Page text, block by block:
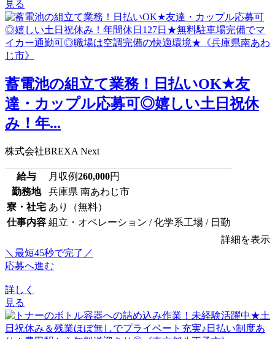
見る
蓄電池の組立て業務！日払いOK★友
達・カップル応募可◎嬉しい土日祝休
み！年...
株式会社BREXA Next
給与 月収例260,000円
勤務地
兵庫県 南あわじ市
寮・社宅 あり（無料）
仕事内容 組立・オペレーション / 化学系工場 / 日勤
詳細を表示
＼最短45秒で完了／
応募へ進む
詳しく
見る